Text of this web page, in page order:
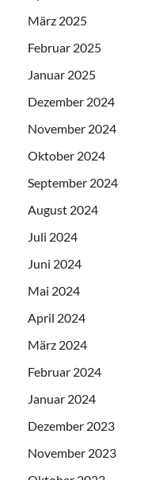
März 2025
Februar 2025
Januar 2025
Dezember 2024
November 2024
Oktober 2024
September 2024
August 2024
Juli 2024
Juni 2024
Mai 2024
April 2024
März 2024
Februar 2024
Januar 2024
Dezember 2023
November 2023